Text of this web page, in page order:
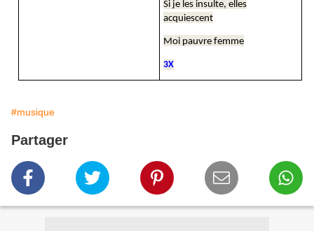
Si je les insulte, elles
acquiescent
Moi pauvre femme
3X
#musique
Partager